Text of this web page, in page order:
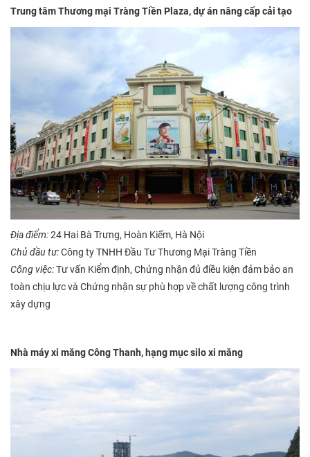
Trung tâm Thương mại Tràng Tiền Plaza,dự án nâng cấp cải tạo
Địa điểm:24 Hai Bà Trưng, Hoàn Kiếm, Hà Nội
Chủ đầu tư:Công ty TNHH Đầu Tư Thương Mại Tràng Tiền
Công việc:Tư vấn Kiểm định, Chứng nhận đủ điều kiện đảm bảo an
toàn chịu lực và Chứng nhận sự phù hợp về chất lượng công trình
xây dựng
Nhà máy xi măng Công Thanh, hạng mục silo xi măng